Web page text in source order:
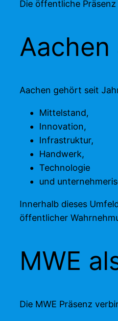
Die öffentliche
Aachen gehört seit
Mittelstand,
Innovation,
Infrastruktur,
Handwerk,
Technologie
und
Innerhalb dieses
öffentlicher
MWE
Die MWE Präsenz